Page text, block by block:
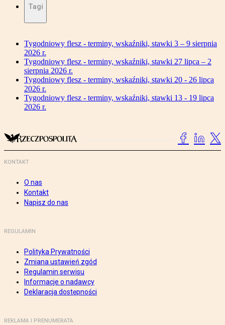
Tagi
Tygodniowy flesz - terminy, wskaźniki, stawki 3 – 9 sierpnia
2026 r.
Tygodniowy flesz - terminy, wskaźniki, stawki 27 lipca – 2
sierpnia 2026 r.
Tygodniowy flesz - terminy, wskaźniki, stawki 20 - 26 lipca
2026 r.
Tygodniowy flesz - terminy, wskaźniki, stawki 13 - 19 lipca
2026 r.
KONTAKT
O nas
Kontakt
Napisz do nas
REGULAMIN
Polityka Prywatności
Zmiana ustawień zgód
Regulamin serwisu
Informacje o nadawcy
Deklaracja dostępności
REKLAMA I PRENUMERATA